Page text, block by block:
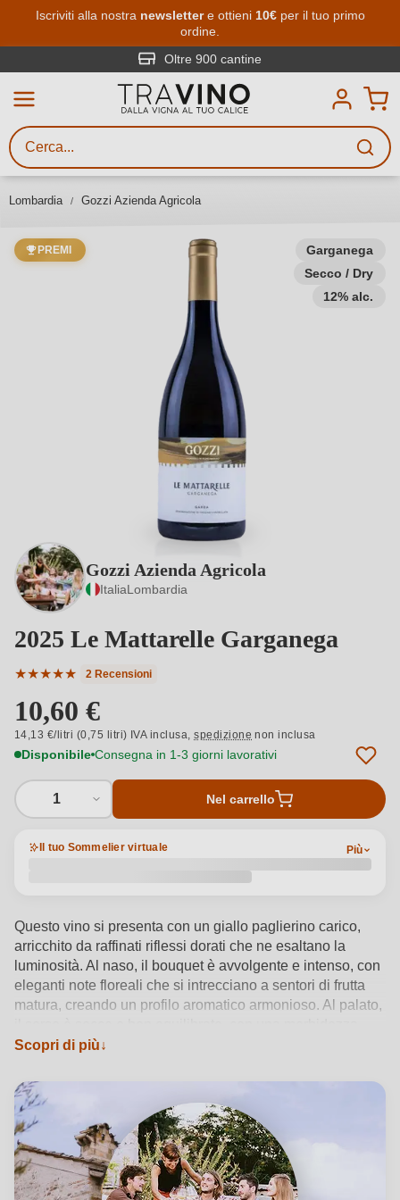
Passa al contenuto principale
Iscriviti alla nostra newslettere ottieni 10€per il tuo primo
ordine.
Oltre 900 cantine
Lombardia Gozzi Azienda Agricola
Garganega
Secco / Dry
12% alc.
PREMI
Gozzi Azienda Agricola
ItaliaLombardia
2025 Le Mattarelle Garganega
★★★★★
Valutazione media di 5 su 5 stelle
2 Recensioni
10,60 €
14,13 €/litri (0,75 litri) IVA inclusa,spedizione non inclusa
Disponibile Consegna in 1-3 giorni lavorativi
1 Nel carrello
Il tuo Sommelier virtuale Più
Questo vino si presenta con un giallo paglierino carico,
arricchito da raffinati riflessi dorati che ne esaltano la
luminosità. Al naso, il bouquet è avvolgente e intenso, con
eleganti note floreali che si intrecciano a sentori di frutta
matura, creando un profilo aromatico armonioso. Al palato,
delicata che si fonde perfettamente con la freschezza. La
piacevolmente fruttato. Perfetto per esaltare piatti dai
sapori raffinati e delicati.Vedi dettagli del prodotto →
Scopri di più
Ricerca vini
Inserisci almeno 3 caratteri
gusto, occasione, nome del vino,
vitigno, regione, cantina o altri